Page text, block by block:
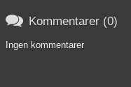
 Kommentarer (0)
Ingen kommentarer